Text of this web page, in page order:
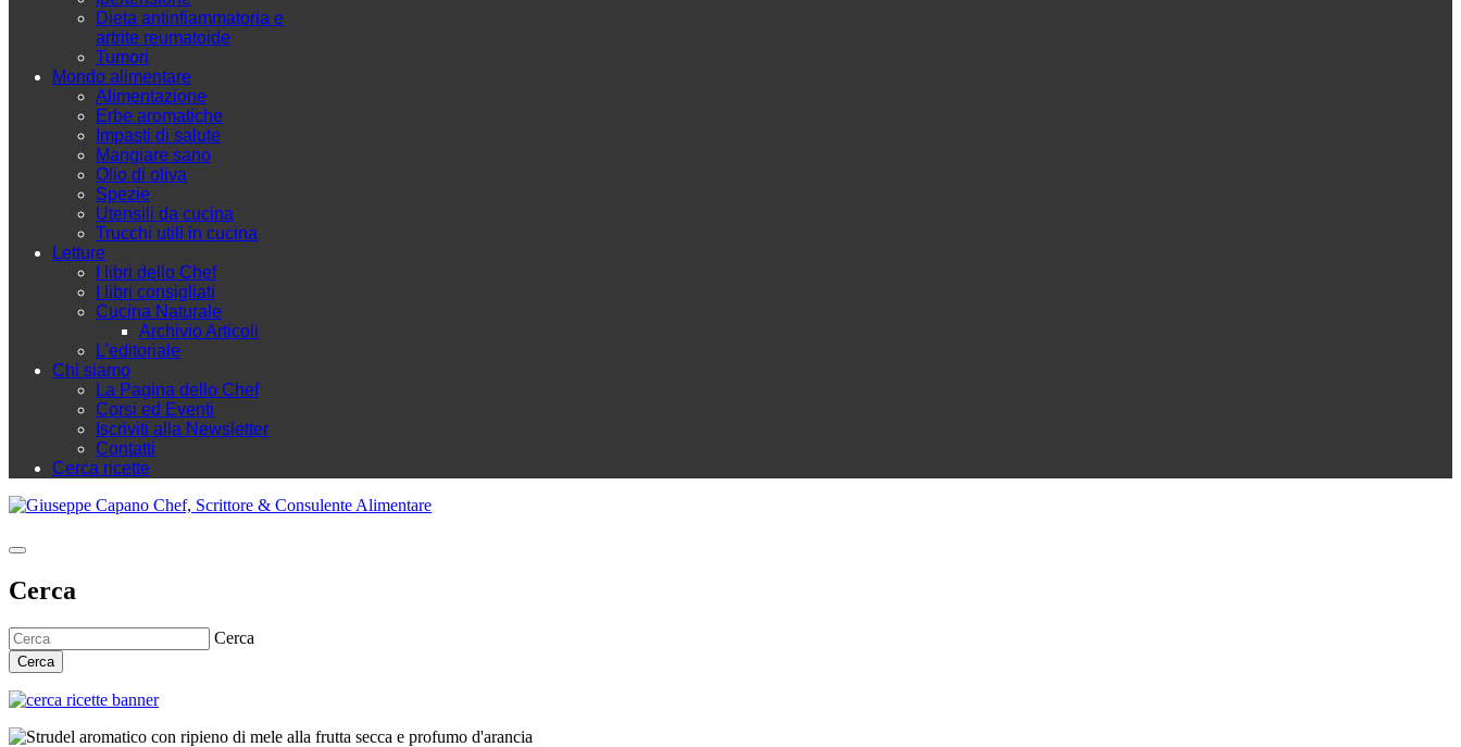
Dieta antinfiammatoria e
artrite reumatoide
Tumori
Mondo alimentare
Alimentazione
Erbe aromatiche
Impasti di salute
Mangiare sano
Olio di oliva
Spezie
Utensili da cucina
Trucchi utili in cucina
Letture
I libri dello Chef
I libri consigliati
Cucina Naturale
Archivio Articoli
L'editoriale
Chi siamo
La Pagina dello Chef
Corsi ed Eventi
Iscriviti alla Newsletter
Contatti
Cerca ricette
Cerca
Cerca
Cerca